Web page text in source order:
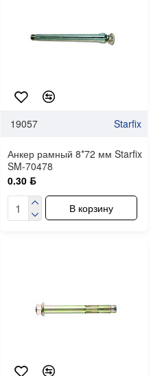
19057 Starfix
Анкер рамный 8*72 мм Starfix
SM-70478
0.30 ƃ
В корзину